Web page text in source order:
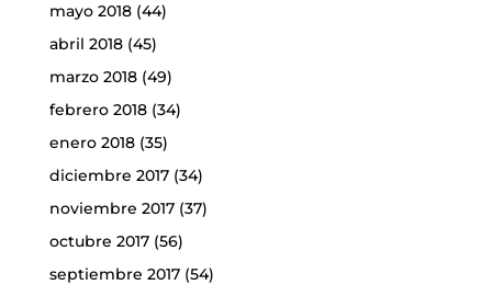
mayo 2018(44)
abril 2018(45)
marzo 2018(49)
febrero 2018(34)
enero 2018(35)
diciembre 2017(34)
noviembre 2017(37)
octubre 2017(56)
septiembre 2017(54)